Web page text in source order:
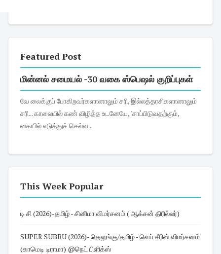
Featured Post
மின்னல் சமையல் -30 வகை ஸ்பெஷல் குறிப்புகள்
வே லைக்குப் போகிறவர்களானாலும் சரி, இல்லத்தரசிகளானாலும்
சரி... காலையில் கண் விழித்த உடனேயே, 'சாப்பிடுவதற்கும்,
கையில் எடுத்துச் செல்வ...
This Week Popular
டி சி (2026)-தமிழ் - சினிமா விமர்சனம் ( ஆக்சன் திரில்லர்)
SUPER SUBBU (2026)- தெலுங்கு/தமிழ் - வெப் சீரிஸ் விமர்சனம்
(காமெடி டிராமா) @நெட் பிளிக்ஸ்